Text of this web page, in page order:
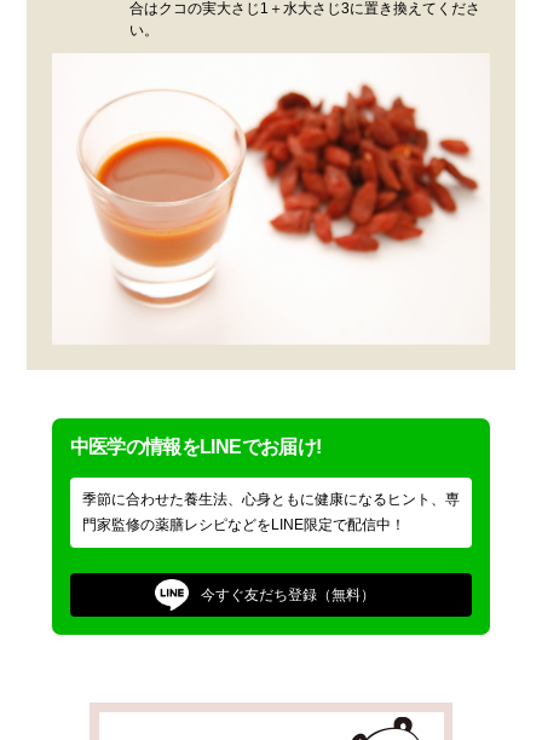
合はクコの実大さじ1＋水大さじ3に置き換えてくださ
い。
中医学の情報をLINEでお届け!
季節に合わせた養生法、心身ともに健康になるヒント、専
門家監修の薬膳レシピなどをLINE限定で配信中！
今すぐ友だち登録（無料）